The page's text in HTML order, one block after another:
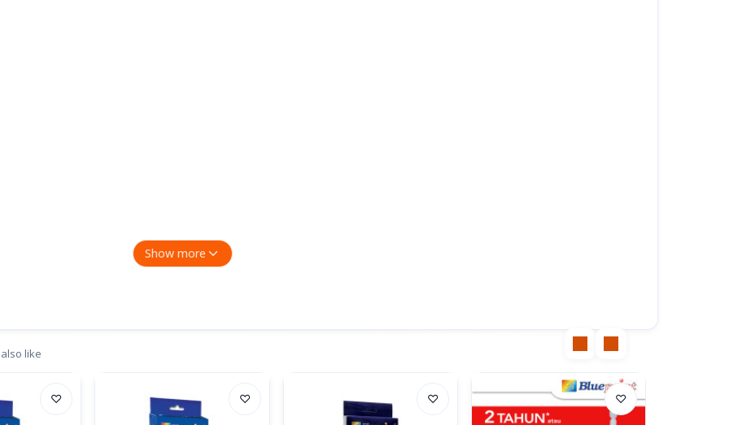
MP 328, MP 338, IP 2770
push pin untuk memperbesar lubang angin
head printer dengan tissue. Cartridge siap digunakan
Show more
like
♡ ♡ ♡ ♡